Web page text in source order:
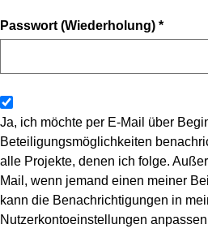
Passwort (Wiederholung) *
Ja, ich möchte per E-Mail über
Beteiligungsmöglichkeiten
alle Projekte, denen ich folge.
Mail, wenn jemand einen meiner
kann die Benachrichtigungen in
Nutzerkontoeinstellungen